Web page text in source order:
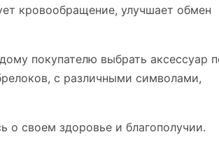
кровообращение, улучшает обмен
покупателю выбрать аксессуар
с различными символами,
о своем здоровье и благополучии.